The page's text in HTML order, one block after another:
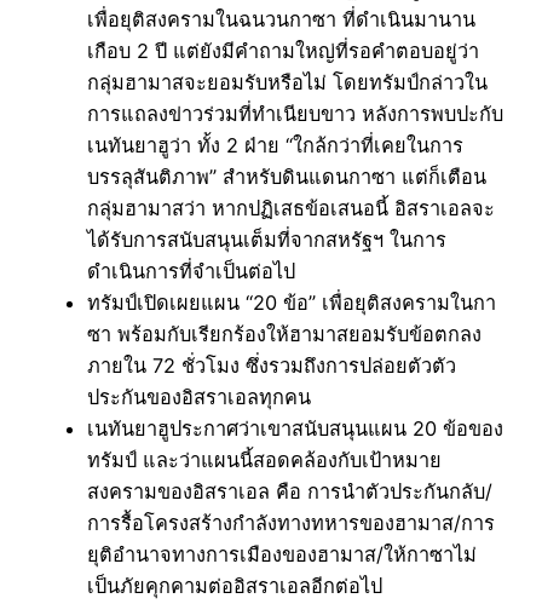
เพื่อยุติสงครามในฉนวนกาซา ที่ดำเนินมานาน
เกือบ 2 ปี แต่ยังมีคำถามใหญ่ที่รอคำตอบอยู่ว่า
กลุ่มฮามาสจะยอมรับหรือไม่ โดยทรัมป์กล่าวใน
การแถลงข่าวร่วมที่ทำเนียบขาว หลังการพบปะกับ
เนทันยาฮูว่า ทั้ง 2 ฝ่าย “ใกล้กว่าที่เคยในการ
บรรลุสันติภาพ” สำหรับดินแดนกาซา แต่ก็เตือน
กลุ่มฮามาสว่า หากปฏิเสธข้อเสนอนี้ อิสราเอลจะ
ได้รับการสนับสนุนเต็มที่จากสหรัฐฯ ในการ
ดำเนินการที่จำเป็นต่อไป
ทรัมป์เปิดเผยแผน “20 ข้อ” เพื่อยุติสงครามในกา
ซา พร้อมกับเรียกร้องให้ฮามาสยอมรับข้อตกลง
ภายใน 72 ชั่วโมง ซึ่งรวมถึงการปล่อยตัวตัว
ประกันของอิสราเอลทุกคน
เนทันยาฮูประกาศว่าเขาสนับสนุนแผน 20 ข้อของ
ทรัมป์ และว่าแผนนี้สอดคล้องกับเป้าหมาย
สงครามของอิสราเอล คือ การนำตัวประกันกลับ/
การรื้อโครงสร้างกำลังทางทหารของฮามาส/การ
ยุติอำนาจทางการเมืองของฮามาส/ให้กาซาไม่
เป็นภัยคุกคามต่ออิสราเอลอีกต่อไป